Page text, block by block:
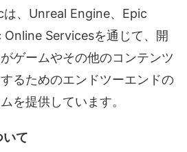
は、Unreal Engine、Epic
Servicesを通じて、開
ゲームやその他のコンテンツ
るためのエンドツーエンドの
を提供しています。
いて